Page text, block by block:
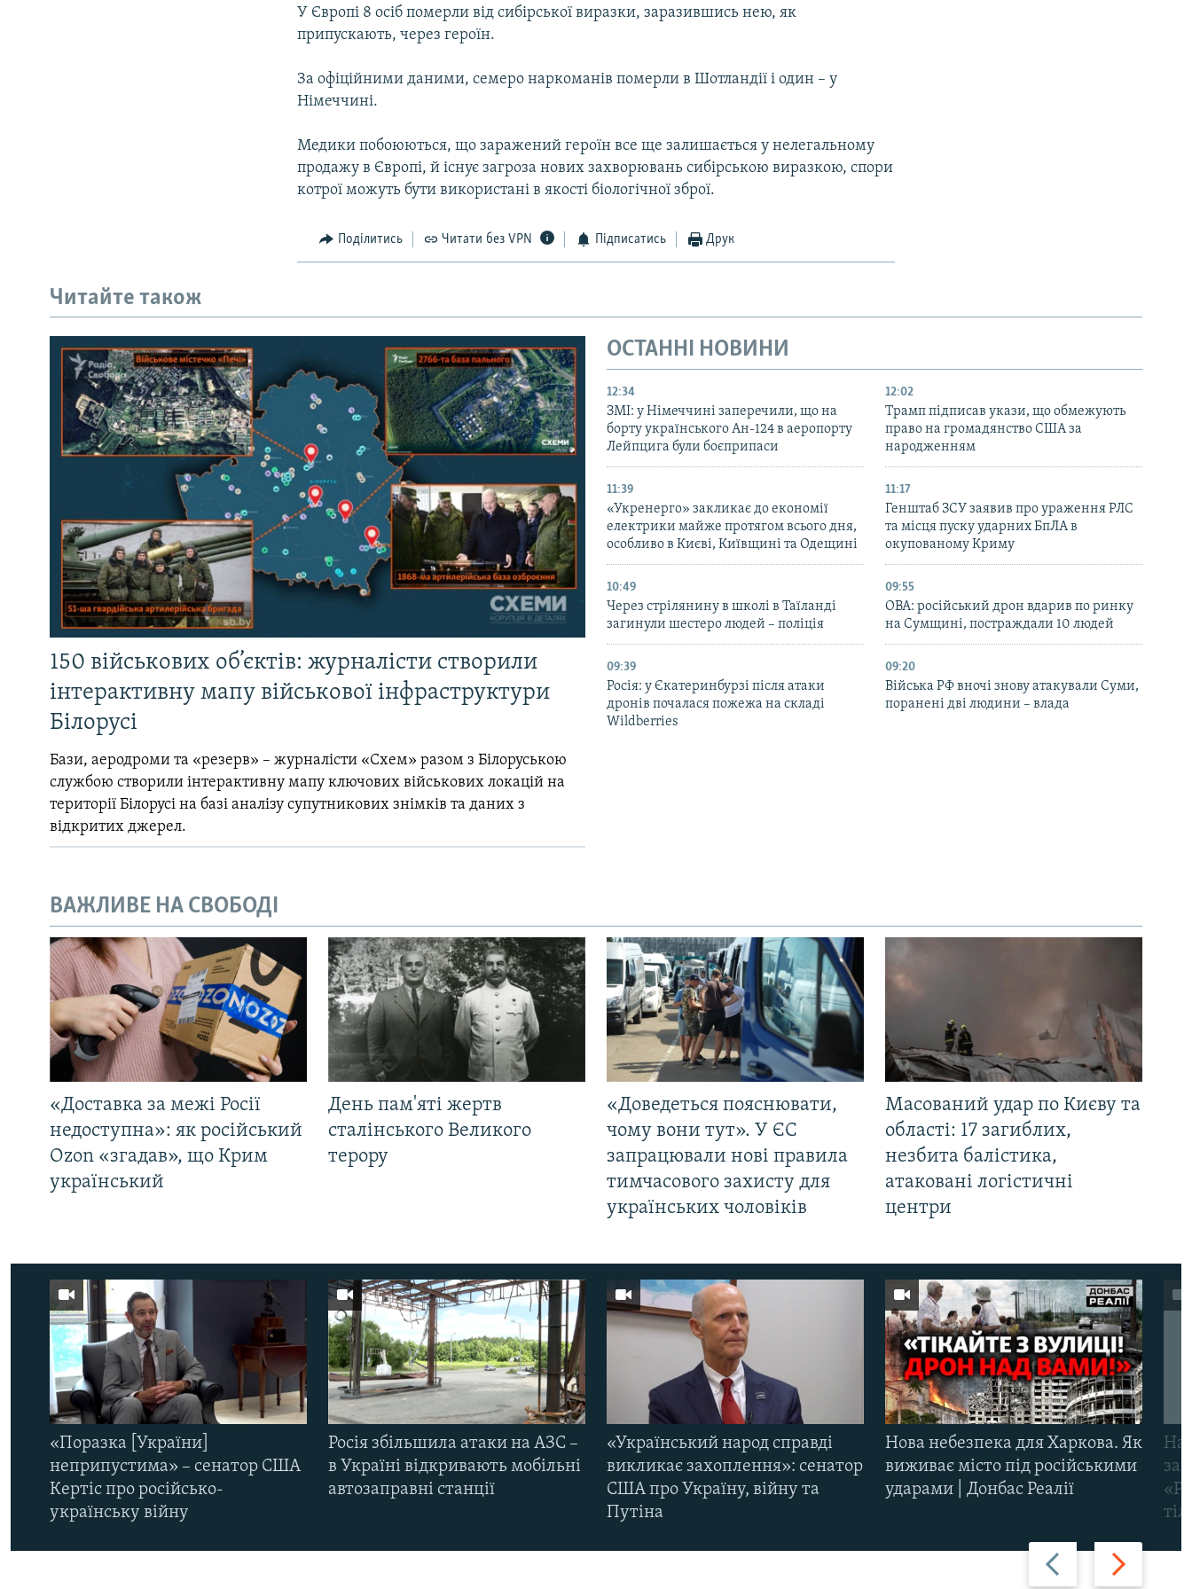
У Європі 8 осіб померли від сибірської виразки, заразившись нею, як
припускають, через героїн.
За офіційними даними, семеро наркоманів померли в Шотландії і один – у
Німеччині.
Медики побоюються, що заражений героїн все ще залишається у нелегальному
продажу в Європі, й існує загроза нових захворювань сибірською виразкою, спори
котрої можуть бути використані в якості біологічної зброї.
Поділитись Читати без VPN Підписатись Друк
Читайте також
150 військових об’єктів: журналісти створили
інтерактивну мапу військової інфраструктури
Білорусі
Бази, аеродроми та «резерв» – журналісти «Схем» разом з Білоруською
службою створили інтерактивну мапу ключових військових локацій на
території Білорусі на базі аналізу супутникових знімків та даних з
відкритих джерел.
ОСТАННІ НОВИНИ
12:34
ЗМІ: у Німеччині заперечили, що на
борту українського Ан-124 в аеропорту
Лейпцига були боєприпаси
12:02
Трамп підписав укази, що обмежують
право на громадянство США за
народженням
11:39
«Укренерго» закликає до економії
електрики майже протягом всього дня,
особливо в Києві, Київщині та Одещині
11:17
Генштаб ЗСУ заявив про ураження РЛС
та місця пуску ударних БпЛА в
окупованому Криму
10:49
Через стрілянину в школі в Таїланді
загинули шестеро людей – поліція
09:55
ОВА: російський дрон вдарив по ринку
на Сумщині, постраждали 10 людей
09:39
Росія: у Єкатеринбурзі після атаки
дронів почалася пожежа на складі
Wildberries
09:20
Війська РФ вночі знову атакували Суми,
поранені дві людини – влада
ВАЖЛИВЕ НА СВОБОДІ
«Доставка за межі Росії
недоступна»: як російський
Ozon «згадав», що Крим
український
День пам'яті жертв
сталінського Великого
терору
«Доведеться пояснювати,
чому вони тут». У ЄС
запрацювали нові правила
тимчасового захисту для
українських чоловіків
Масований удар по Києву та
області: 17 загиблих,
незбита балістика,
атаковані логістичні
центри
Назад Вперед
«Поразка [України]
неприпустима» – сенатор США
Кертіс про російсько-
українську війну
Росія збільшила атаки на АЗС –
в Україні відкривають мобільні
автозаправні станції
«Український народ справді
викликає захоплення»: сенатор
США про Україну, війну та
Путіна
Нова небезпека для Харкова. Як
виживає місто під російськими
ударами | Донбас Реалії